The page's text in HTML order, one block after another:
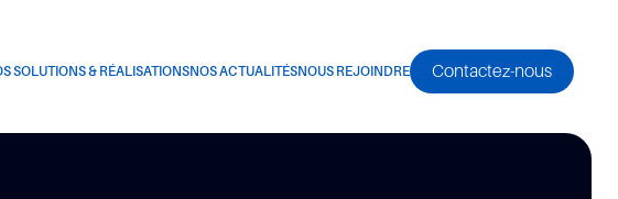
SOLUTIONS & RÉALISATIONSNOS ACTUALITÉSNOUS REJOINDRE Contactez-nous